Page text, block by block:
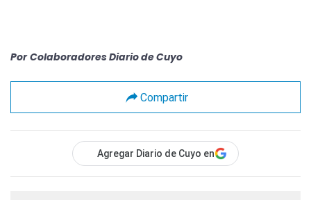
Por Colaboradores Diario de Cuyo
Compartir
Agregar Diario de Cuyo en